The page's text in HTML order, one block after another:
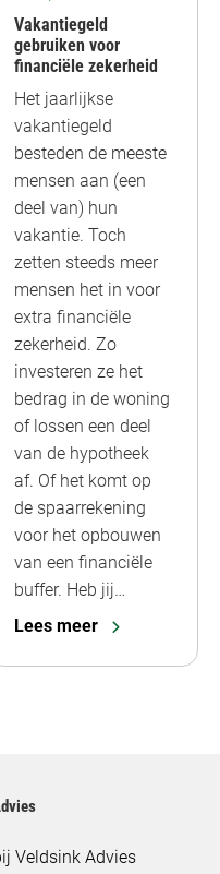
Vakantiegeld
gebruiken voor
financiële zekerheid
Het jaarlijkse
vakantiegeld
besteden de meeste
mensen aan (een
deel van) hun
vakantie. Toch
zetten steeds meer
mensen het in voor
extra financiële
zekerheid. Zo
investeren ze het
bedrag in de woning
of lossen een deel
van de hypotheek
af. Of het komt op
de spaarrekening
voor het opbouwen
van een financiële
buffer. Heb jij…
Lees meer
Veldsink Advies